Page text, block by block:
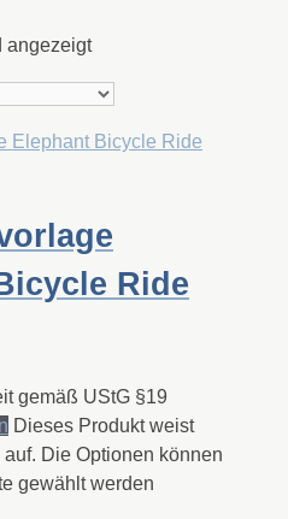
angezeigt
Ride
gemäß UStG §19
Dieses Produkt weist
Die Optionen können
gewählt werden